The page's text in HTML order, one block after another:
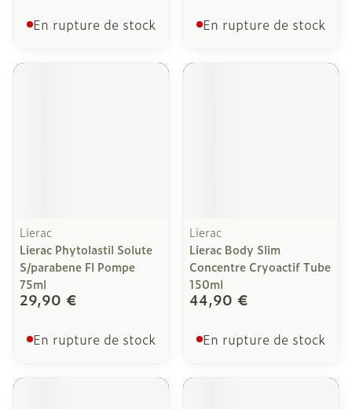
En rupture de stock En rupture de stock
Lierac
Lierac Phytolastil Solute
S/parabene Fl Pompe
75ml
29,90 €
En rupture de stock
Lierac
Lierac Body Slim
Concentre Cryoactif Tube
150ml
44,90 €
En rupture de stock